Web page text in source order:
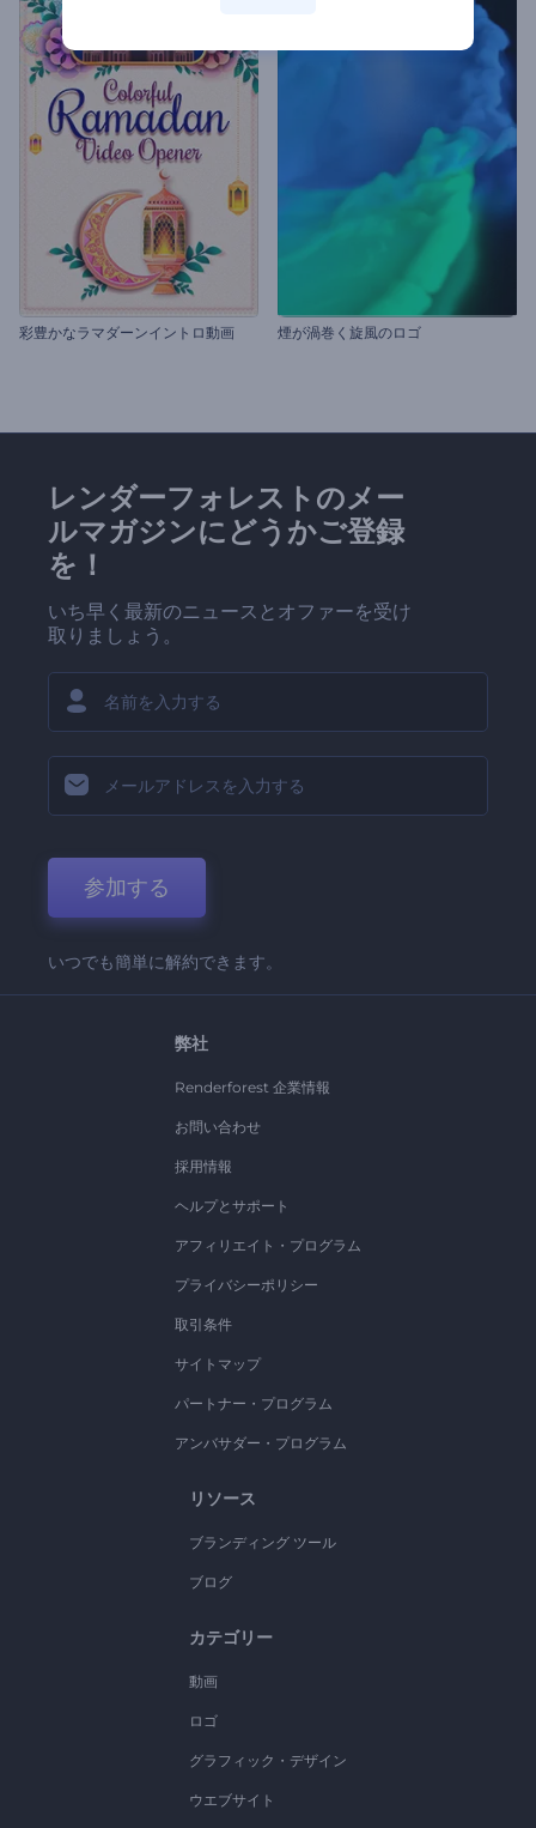
彩豊かなラマダーンイントロ動画 煙が渦巻く旋風のロゴ
レンダーフォレストのメー
ルマガジンにどうかご登録
を！
いち早く最新のニュースとオファーを受け
取りましょう。
参加する
いつでも簡単に解約できます。
弊社
Renderforest 企業情報
お問い合わせ
採用情報
ヘルプとサポート
アフィリエイト・プログラム
プライバシーポリシー
取引条件
サイトマップ
パートナー・プログラム
アンバサダー・プログラム
リソース
ブランディング ツール
ブログ
カテゴリー
動画
ロゴ
グラフィック・デザイン
ウエブサイト